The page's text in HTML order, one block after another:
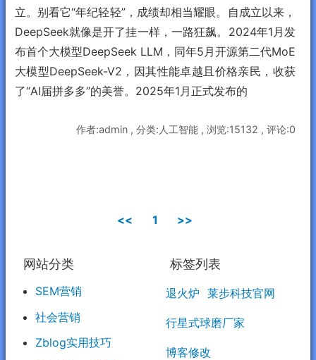
立。别看它“年纪轻轻”，成绩却相当耀眼。自成立以来，
DeepSeek就像是开了挂一样，一路狂飙。2024年1月发
布首个大模型DeepSeek LLM，同年5月开源第二代MoE
大模型DeepSeek-V2，因其性能卓越且价格亲民，收获
了“AI届拼多多”的美誉。2025年1月正式发布的
作者:admin , 分类:人工智能 , 浏览:15132 , 评论:0
<< 1 >>
网站分类
SEM营销
社会营销
Zblog实用技巧
标签列表
退火炉 莱步科技官网
行星式球磨厂家
博客修改